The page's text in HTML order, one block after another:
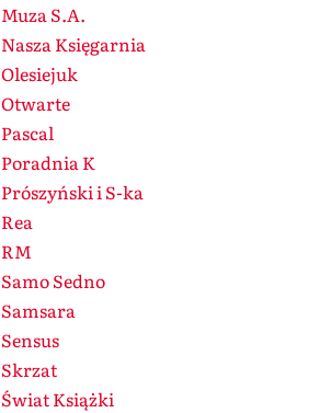
S.A.
Księgarnia
K
i S-ka
Sedno
Książki